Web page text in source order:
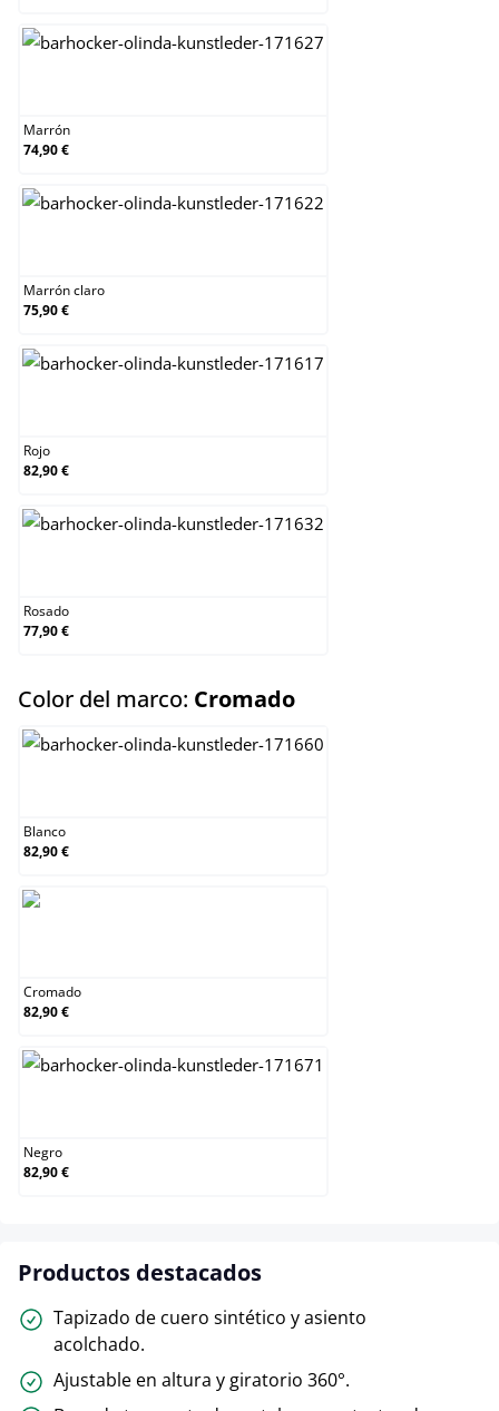
Marrón
74,90 €
Marrón claro
75,90 €
Rojo
82,90 €
Rosado
77,90 €
Color del marco: Cromadoselect
Blanco
82,90 €
Cromado
82,90 €
Negro
82,90 €
Productos destacados
Tapizado de cuero sintético y asiento
acolchado.
Ajustable en altura y giratorio 360°.